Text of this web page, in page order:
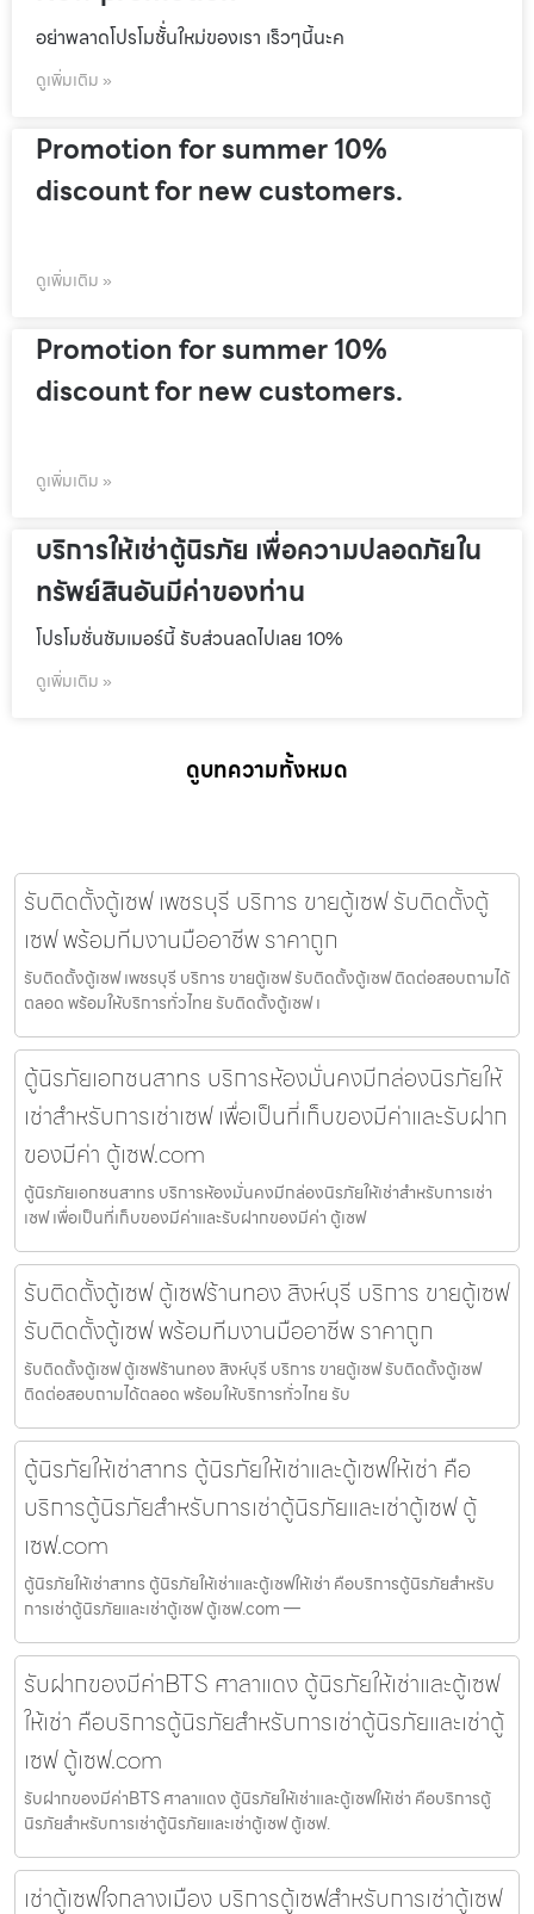
อย่าพลาดโปรโมชั้่นใหม่ของเรา เร็วๆนี้นะค
ดูเพิ่มเติม »
Promotion for summer 10%
discount for new customers.
ดูเพิ่มเติม »
Promotion for summer 10%
discount for new customers.
ดูเพิ่มเติม »
บริการให้เช่าตู้นิรภัย เพื่อความปลอดภัยใน
ทรัพย์สินอันมีค่าของท่าน
โปรโมชั่นชัมเมอร์นี้ รับส่วนลดไปเลย 10%
ดูเพิ่มเติม »
ดูบทความทั้งหมด
รับติดตั้งตู้เซฟ เพชรบุรี บริการ ขายตู้เซฟ รับติดตั้งตู้
เซฟ พร้อมทีมงานมืออาชีพ ราคาถูก
รับติดตั้งตู้เซฟ เพชรบุรี บริการ ขายตู้เซฟ รับติดตั้งตู้เซฟ ติดต่อสอบถามได้
ตลอด พร้อมให้บริการทั่วไทย รับติดตั้งตู้เซฟ เ
ตู้นิรภัยเอกชนสาทร บริการห้องมั่นคงมีกล่องนิรภัยให้
เช่าสำหรับการเช่าเซฟ เพื่อเป็นที่เก็บของมีค่าและรับฝาก
ของมีค่า ตู้เซฟ.com
ตู้นิรภัยเอกชนสาทร บริการห้องมั่นคงมีกล่องนิรภัยให้เช่าสำหรับการเช่า
เซฟ เพื่อเป็นที่เก็บของมีค่าและรับฝากของมีค่า ตู้เซฟ
รับติดตั้งตู้เซฟ ตู้เซฟร้านทอง สิงห์บุรี บริการ ขายตู้เซฟ
รับติดตั้งตู้เซฟ พร้อมทีมงานมืออาชีพ ราคาถูก
รับติดตั้งตู้เซฟ ตู้เซฟร้านทอง สิงห์บุรี บริการ ขายตู้เซฟ รับติดตั้งตู้เซฟ
ติดต่อสอบถามได้ตลอด พร้อมให้บริการทั่วไทย รับ
ตู้นิรภัยให้เช่าสาทร ตู้นิรภัยให้เช่าและตู้เซฟให้เช่า คือ
บริการตู้นิรภัยสำหรับการเช่าตู้นิรภัยและเช่าตู้เซฟ ตู้
เซฟ.com
ตู้นิรภัยให้เช่าสาทร ตู้นิรภัยให้เช่าและตู้เซฟให้เช่า คือบริการตู้นิรภัยสำหรับ
การเช่าตู้นิรภัยและเช่าตู้เซฟ ตู้เซฟ.com —
รับฝากของมีค่าBTS ศาลาแดง ตู้นิรภัยให้เช่าและตู้เซฟ
ให้เช่า คือบริการตู้นิรภัยสำหรับการเช่าตู้นิรภัยและเช่าตู้
เซฟ ตู้เซฟ.com
รับฝากของมีค่าBTS ศาลาแดง ตู้นิรภัยให้เช่าและตู้เซฟให้เช่า คือบริการตู้
นิรภัยสำหรับการเช่าตู้นิรภัยและเช่าตู้เซฟ ตู้เซฟ.
เช่าตู้เซฟใจกลางเมือง บริการตู้เซฟสำหรับการเช่าตู้เซฟ